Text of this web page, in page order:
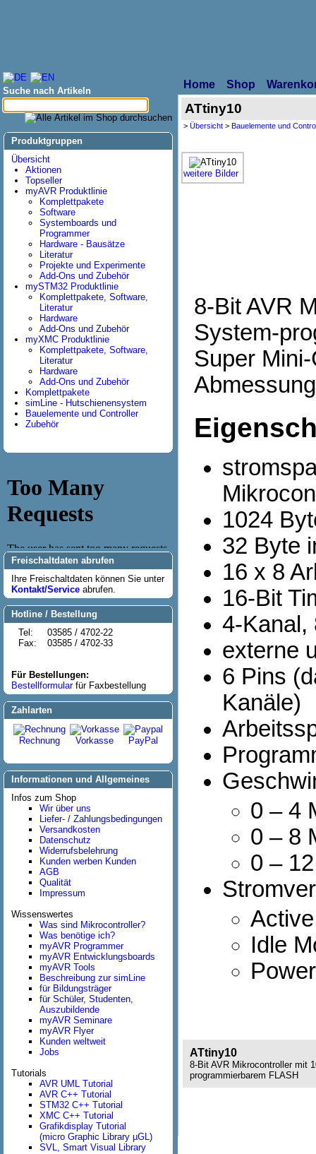
Suche nach Artikeln
Produktgruppen
Übersicht
Aktionen
Topseller
myAVR Produktlinie
Komplettpakete
Software
Systemboards und
Programmer
Hardware - Bausätze
Literatur
Projekte und Experimente
Add-Ons und Zubehör
mySTM32 Produktlinie
Komplettpakete, Software,
Literatur
Hardware
Add-Ons und Zubehör
myXMC Produktlinie
Komplettpakete, Software,
Literatur
Hardware
Add-Ons und Zubehör
Komplettpakete
simLine - Hutschienensystem
Bauelemente und Controller
Zubehör
Freischaltdaten abrufen
Ihre Freischaltdaten können Sie unter
Kontakt/Service abrufen.
Hotline / Bestellung
Tel:
Fax:
03585 / 4702-22
03585 / 4702-33
Für Bestellungen:
Bestellformularfür Faxbestellung
Zahlarten
Rechnung Vorkasse PayPal
Informationen und Allgemeines
Infos zum Shop
Wir über uns
Liefer- / Zahlungsbedingungen
Versandkosten
Datenschutz
Widerrufsbelehrung
Kunden werben Kunden
AGB
Qualität
Impressum
Wissenswertes
Was sind Mikrocontroller?
Was benötige ich?
myAVR Programmer
myAVR Entwicklungsboards
myAVR Tools
Beschreibung zur simLine
für Bildungsträger
für Schüler, Studenten,
Auszubildende
myAVR Seminare
myAVR Flyer
Kunden weltweit
Jobs
Tutorials
AVR UML Tutorial
AVR C++ Tutorial
STM32 C++ Tutorial
XMC C++ Tutorial
Grafikdisplay Tutorial
(micro Graphic Library µGL)
SVL, Smart Visual Library
Home Shop
ATtiny10
> Übersicht > Bauelemente und
weitere Bilder
8-Bit AVR
System-
Super
1024
32 Byte
16 x 8
16-Bit
4-Kanal,
externe
6 Pins
Kanäle)
0 – 4
0 – 8
0 –
Idle
ATtiny10
8-Bit AVR Mikrocontroller mit
programmierbarem FLASH